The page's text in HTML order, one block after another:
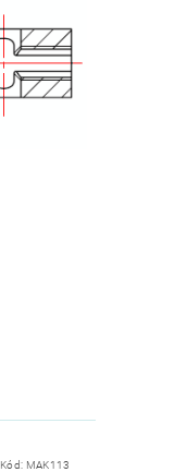
Kód: MAK113